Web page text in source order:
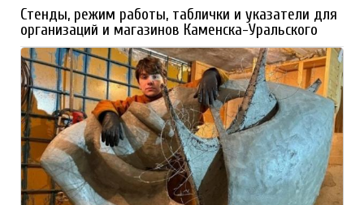
Стенды, режим работы, таблички и указатели для
организаций и магазинов Каменска-Уральского